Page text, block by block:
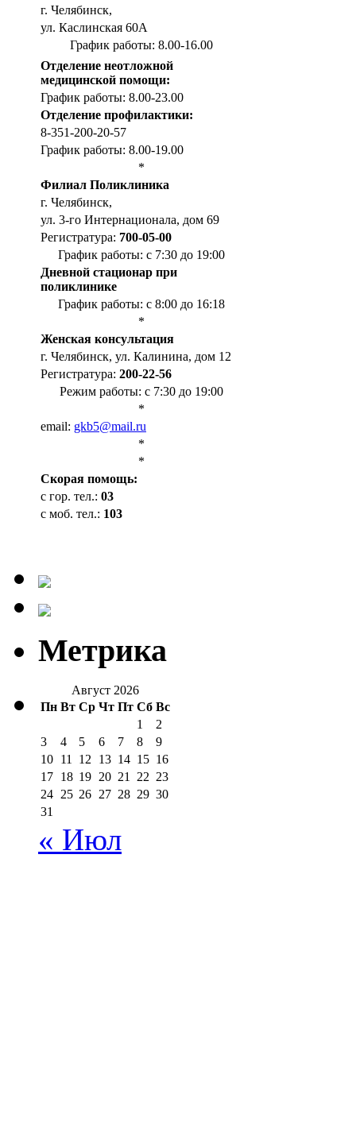
г. Челябинск,
ул. Каслинская 60А
График работы: 8.00-16.00
Отделение неотложной
медицинской помощи:
График работы: 8.00-23.00
Отделение профилактики:
8-351-200-20-57
График работы: 8.00-19.00
*
Филиал Поликлиника
г. Челябинск,
ул. 3-го Интернационала, дом 69
Регистратура: 700-05-00
График работы: с 7:30 до 19:00
Дневной стационар при
поликлинике
График работы: с 8:00 до 16:18
*
Женская консультация
г. Челябинск, ул. Калинина, дом 12
Регистратура: 200-22-56
Режим работы: с 7:30 до 19:00
*
email: gkb5@mail.ru
*
*
Cкорая помощь:
с гор. тел.: 03
с моб. тел.: 103
Метрика
Август 2026
Пн Вт Ср Чт Пт Сб Вс
1
2
3
4 5 6 7 8
9
10 11 12 13 14 15 16
17 18 19 20 21 22 23
24 25 26 27 28 29 30
31
« Июл